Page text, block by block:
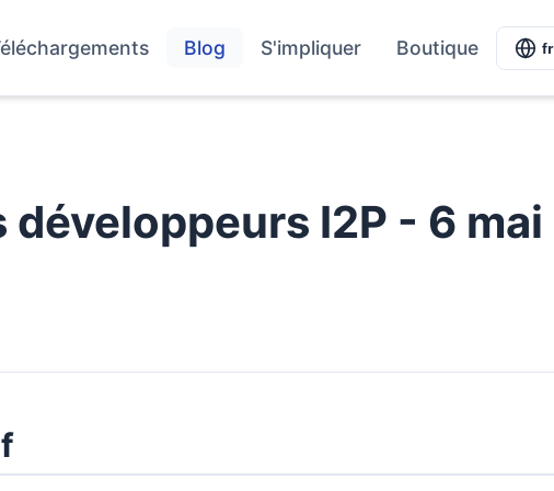
Blog S'impliquer Boutique fr
développeurs I2P - 6 mai